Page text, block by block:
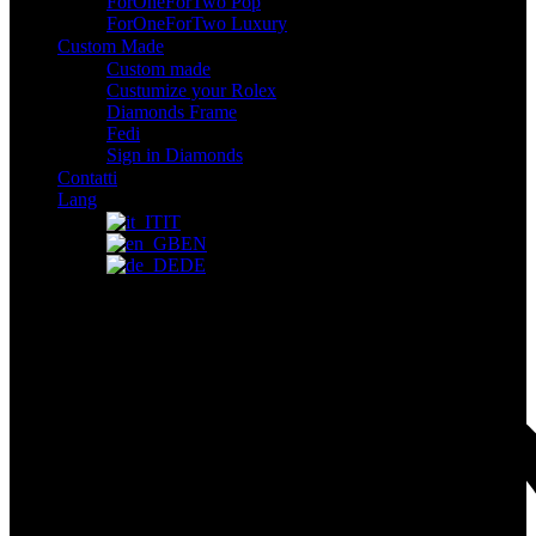
ForOneForTwo Luxury
Custom Made
Custom made
Custumize your Rolex
Diamonds Frame
Fedi
Sign in Diamonds
Contatti
Lang
IT
EN
DE